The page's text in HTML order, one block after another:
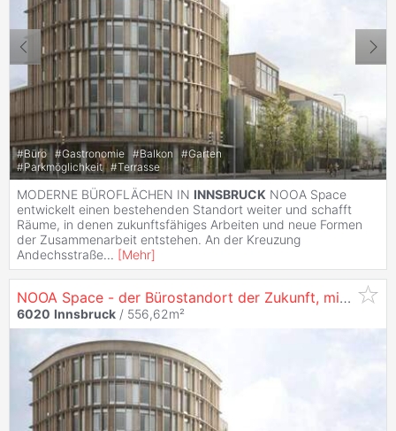
#Büro #Gastronomie #Balkon #Garten
#Parkmöglichkeit #Terrasse
MODERNE BÜROFLÄCHEN IN INNSBRUCK NOOA Space
entwickelt einen bestehenden Standort weiter und schafft
Räume, in denen zukunftsfähiges Arbeiten und neue Formen
der Zusammenarbeit entstehen. An der Kreuzung
Andechsstraße... [Mehr]
NOOA Space - der Bürostandort der Zukunft, mit 556 m² in
6020 Innsbruck / 556,62m²